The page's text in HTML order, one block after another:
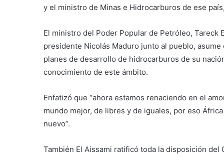
y el ministro de Minas e Hidrocarburos de ese
El ministro del Poder Popular de Petróleo, Tareck
presidente Nicolás Maduro junto al pueblo,
planes de desarrollo de hidrocarburos de su
conocimiento de este ámbito.
Enfatizó que “ahora estamos renaciendo en el
mundo mejor, de libres y de iguales, por eso
nuevo”.
También El Aissami ratificó toda la disposición